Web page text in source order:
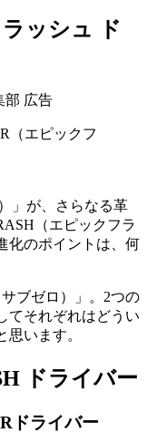
ッシュ ド
部 広告
」が、さらなる革
（エピックフラ
化のポイントは、何
ブゼロ）」。2つの
てそれぞれはどうい
います。
ドライバー
ドライバー